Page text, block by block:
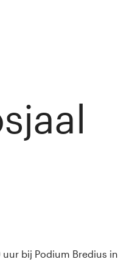
bij Podium Bredius in